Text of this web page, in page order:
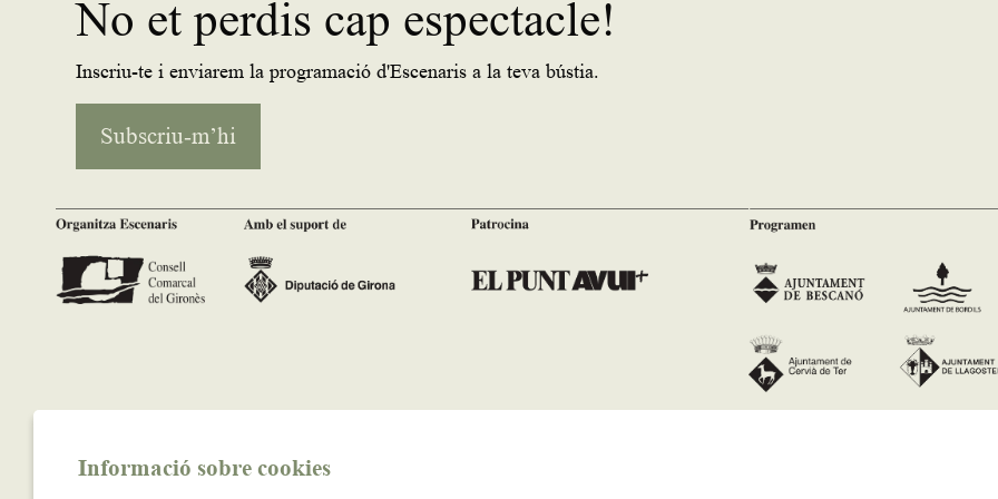
No et perdis cap espectacle!
Inscriu-te i enviarem la programació d'Escenaris a la teva bústia.
Subscriu-m’hi
Informació sobre cookies